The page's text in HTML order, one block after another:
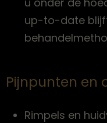
up-to-date
Pijnpunten en
Rimpels en